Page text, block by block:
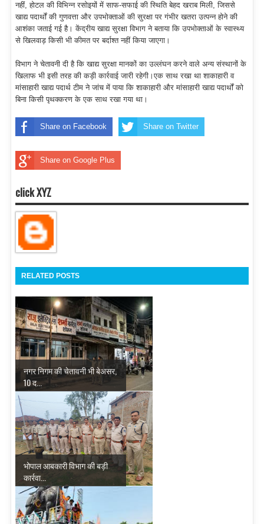
नहीं, होटल की विभिन्न रसोइयों में साफ-सफाई की स्थिति बेहद खराब मिली, जिससे
खाद्य पदार्थों की गुणवत्ता और उपभोक्ताओं की सुरक्षा पर गंभीर खतरा उत्पन्न होने की
आशंका जताई गई है। केंद्रीय खाद्य सुरक्षा विभाग ने बताया कि उपभोक्ताओं के स्वास्थ्य
से खिलवाड़ किसी भी कीमत पर बर्दाश्त नहीं किया जाएगा।
विभाग ने चेतावनी दी है कि खाद्य सुरक्षा मानकों का उल्लंघन करने वाले अन्य संस्थानों के
खिलाफ भी इसी तरह की कड़ी कार्रवाई जारी रहेगी।एक साथ रखा था शाकाहारी व
मांसाहारी खाद्य पदार्थ टीम ने जांच में पाया कि शाकाहारी और मांसाहारी खाद्य पदार्थों को
बिना किसी पृथक्करण के एक साथ रखा गया था।
Share on Facebook Share on Twitter
Share on Google Plus
click XYZ
RELATED POSTS
नगर निगम की चेतावनी भी बेअसर,
10 द...
भोपाल आबकारी विभाग की बड़ी
कार्रवा...